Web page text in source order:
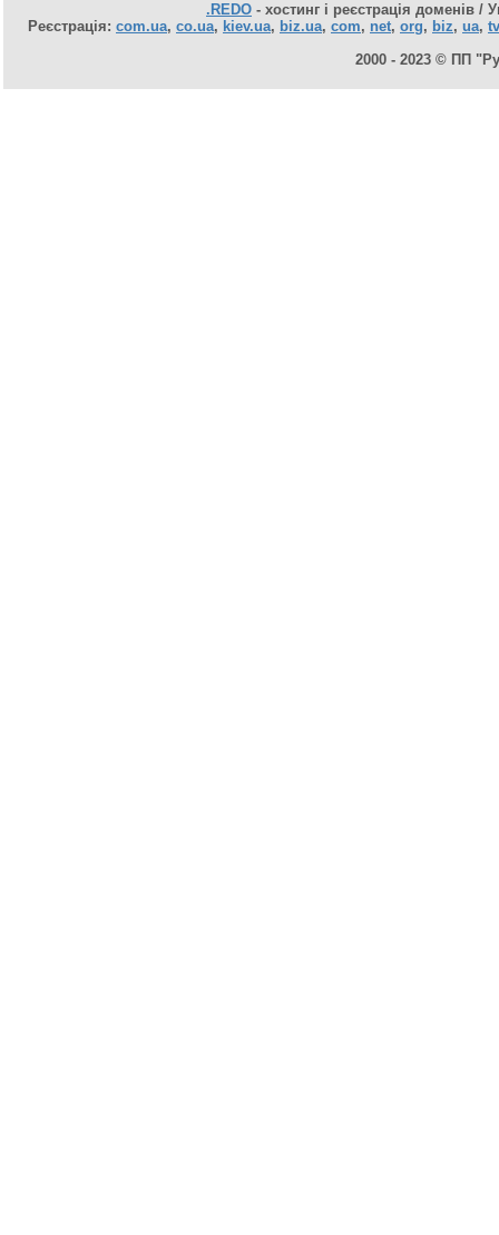
.REDO - хостинг і реєстрація доменів /
Реєстрація: com.ua, co.ua, kiev.ua, biz.ua, com, net, org, biz, ua, tv
2000 - 2023 © ПП